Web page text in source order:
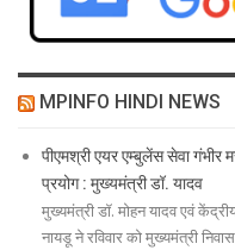
MPINFO HINDI NEWS
पीएमश्री एयर एम्बुलेंस सेवा
प्रयोग : मुख्यमंत्री डॉ. यादव
मुख्यमंत्री डॉ. मोहन यादव एवं
नायडू ने रविवार को मुख्यमंत्री